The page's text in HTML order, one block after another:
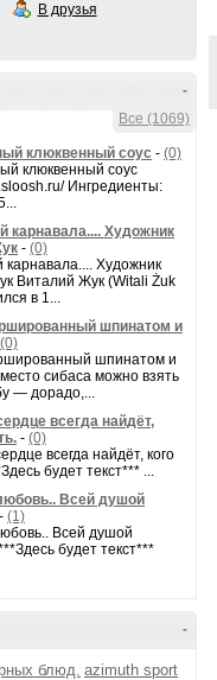
В друзья
-
Все (1069)
клюквенный соус - (0)
клюквенный соус
Ингредиенты:
карнавала.... Художник
- (0)
карнавала.... Художник
Виталий Жук (Witali Żuk
в 1...
шпинатом и
(0)
шпинатом и
сибаса можно взять
— дорадо,...
всегда найдёт,
- (0)
всегда найдёт, кого
будет текст*** ...
Всей душой
- (1)
Всей душой
будет текст***
-
блюд. azimuth sport